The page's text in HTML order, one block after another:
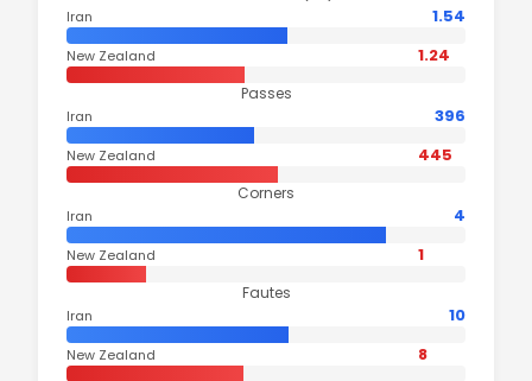
Iran 1.54
New Zealand 1.24
Passes
Iran 396
New Zealand 445
Corners
Iran 4
New Zealand 1
Fautes
Iran 10
New Zealand 8